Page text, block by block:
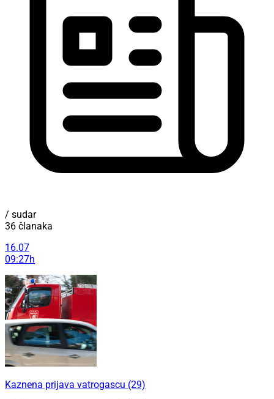
/ sudar
36 članaka
16.07
09:27h
Kaznena prijava vatrogascu (29)